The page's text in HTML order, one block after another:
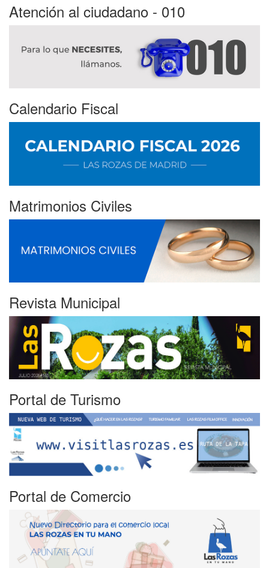
Atención al ciudadano - 010
Calendario Fiscal
Matrimonios Civiles
Revista Municipal
Portal de Turismo
Portal de Comercio